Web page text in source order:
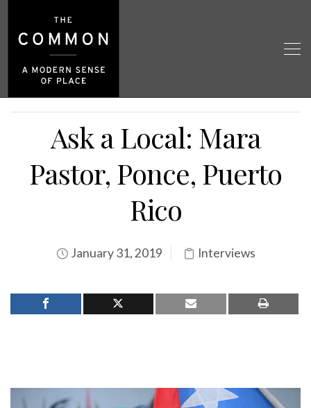
Ask a Local: Mara
Pastor, Ponce, Puerto
Rico
January 31, 2019 Interviews